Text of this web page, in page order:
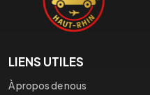
LIENS UTILES
À propos de nous